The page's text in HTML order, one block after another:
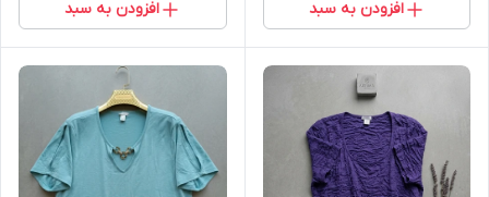
افزودن به سبد افزودن به سبد